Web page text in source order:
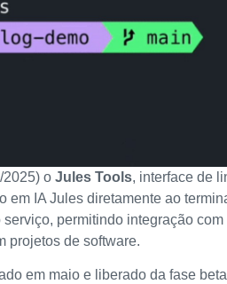
2025) o Jules Tools, interface de
em IA Jules diretamente ao
permitindo integração
projetos de software.
em maio e liberado da fase